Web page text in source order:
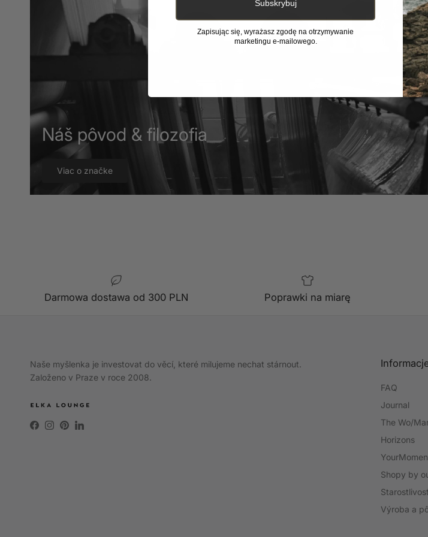
Náš pôvod & filozofia
Viac o značke
Darmowa dostawa od 300 PLN Poprawki na miarę
Naše myšlenka je investovat do věcí, které milujeme nechat stárnout.
Založeno v Praze v roce 2008.
Facebook
Instagram
PinterestLinkedIn
FAQ
Journal
The Wo/
Horizons
Shopy by
Výroba a
Subskrybuj
Zapisując się, wyrażasz zgodę na otrzymywanie
marketingu e-mailowego.